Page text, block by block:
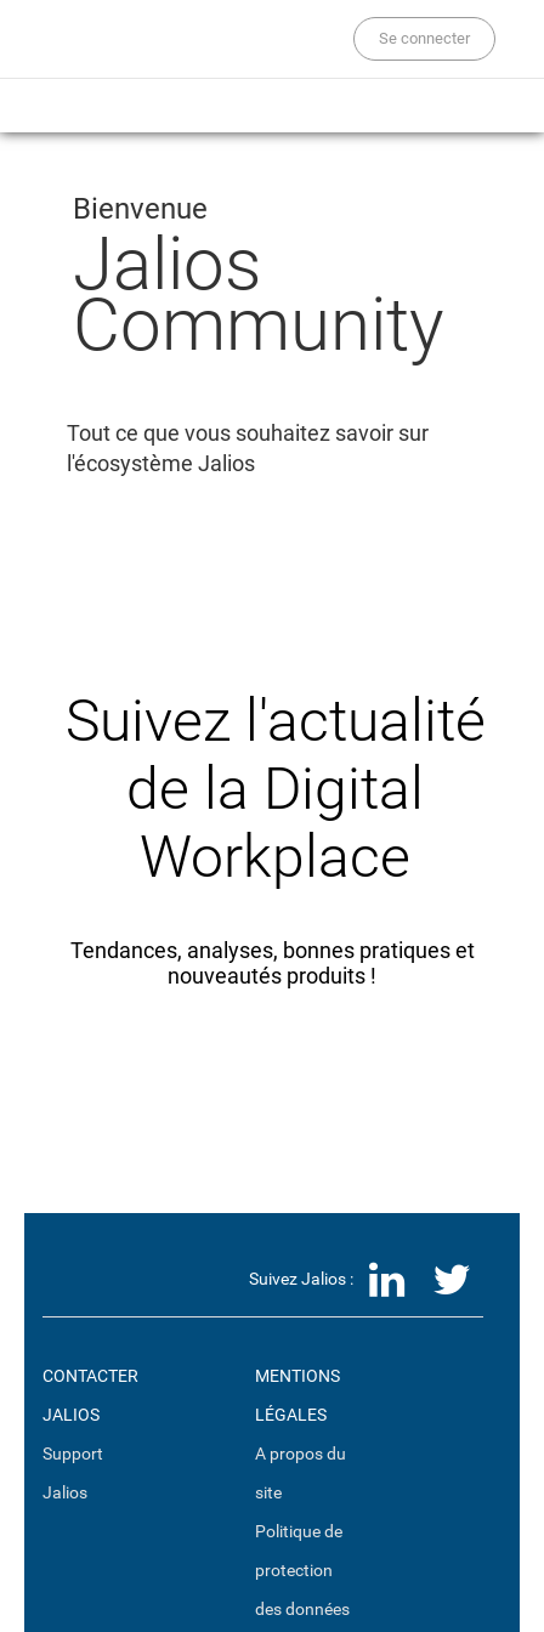
Se connecter
Bienvenue
Jalios
Community
Tout ce que vous souhaitez savoir sur
l'écosystème Jalios
Suivez l'actualité
de la Digital
Workplace
Tendances, analyses, bonnes pratiques et
nouveautés produits !
Suivez Jalios :
CONTACTER
JALIOS
Support
Jalios
MENTIONS
LÉGALES
A propos du
site
Politique de
protection
des données